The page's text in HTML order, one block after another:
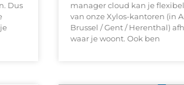
Dus
manager cloud kan je
van onze Xylos-kantoren (in
Brussel / Gent / Herenthal)
waar je woont. Ook ben